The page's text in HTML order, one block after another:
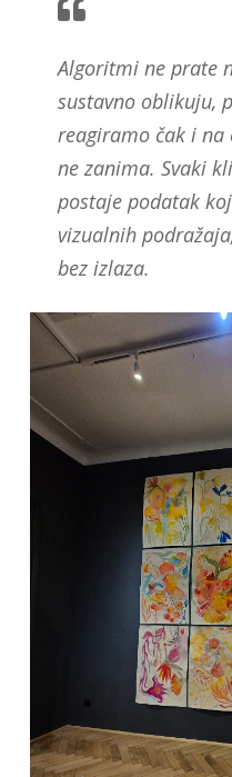
Algoritmi ne prate
sustavno oblikuju,
reagiramo čak i na
ne zanima. Svaki
postaje podatak
vizualnih
bez izlaza.